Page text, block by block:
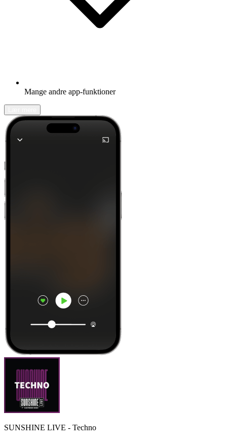
Mange andre app-funktioner
SUNSHINE LIVE - Techno